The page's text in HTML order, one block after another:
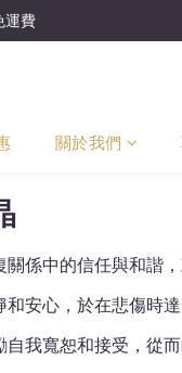
運費
關於我們
關係中的信任與和諧
和安心，於在悲傷時
自我寬恕和接受，從